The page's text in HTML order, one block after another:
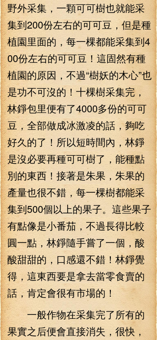
野外采集，一顆可可樹也就能采
集到200份左右的可可豆，但是種
植園里面的，每一棵都能采集到4
00份左右的可可豆！這固然有種
植園的原因，不過“樹妖的木心”也
是功不可沒的！十棵樹采集完，
林錚包里便有了4000多份的可可
豆，全部做成冰激凌的話，夠吃
好久的了！所以短時間內，林錚
是沒必要再種可可樹了，能種點
別的東西！接著是朱果，朱果的
產量也很不錯，每一棵樹都能采
集到500個以上的果子。這些果子
有點像是小番茄，不過長得比較
圓一點，林錚隨手嘗了一個，酸
酸甜甜的，口感還不錯！林錚覺
得，這東西要是拿去當零食賣的
話，肯定會很有市場的！
一般作物在采集完了所有的
果實之后便會直接消失，很快，